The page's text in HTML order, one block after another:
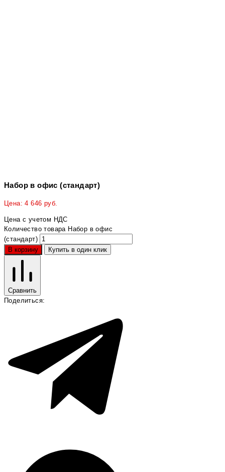
Набор в офис (стандарт)
Цена:4 646 руб.
Цена с учетом НДС
Количество товара Набор в офис
(стандарт)
В корзину
Купить в один клик
Сравнить
Поделиться: